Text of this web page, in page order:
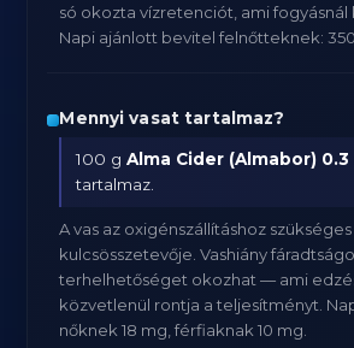
só okozta vízretenciót, ami fogyásnál
Napi ajánlott bevitel felnőtteknek:
Mennyi vasat tartalmaz?
100 gAlma Cider (Almabor) 0.3
tartalmaz.
A vas az oxigénszállításhoz
kulcsösszetevője. Vashiány
terhelhetőséget okozhat — ami
közvetlenül rontja a teljesítményt.
nőknek 18 mg, férfiaknak 10 mg.